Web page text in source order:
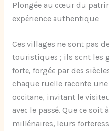
Plongée au cœur du
expérience authentique
Ces villages ne sont pas
touristiques ; ils sont les
forte, forgée par des
chaque ruelle raconte une
occitane, invitant le
avec le passé. Que ce soit
millénaires, leurs